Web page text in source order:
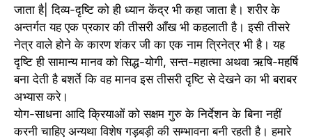
जाता है| दिव्य-दृष्टि को ही ध्यान केंद्र भी कहा जाता है। शरीर के
अन्तर्गत यह एक प्रकार की तीसरी आँख भी कहलाती है। इसी तीसरे
नेत्र वाले होने के कारण शंकर जी का एक नाम त्रिनेत्र भी है। यह
दृष्टि ही सामान्य मानव को सिद्ध-योगी, सन्त-महात्मा अथवा ऋषि-महर्षि
बना देती है बशर्ते कि वह मानव इस तीसरी दृष्टि से देखने का भी बराबर
अभ्यास करे।
योग-साधना आदि क्रियाओं को सक्षम गुरु के निर्देशन के बिना नहीं
करनी चाहिए अन्यथा विशेष गड़बड़ी की सम्भावना बनी रहती है। हमारे